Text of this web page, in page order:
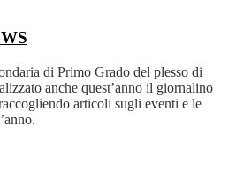
di Primo Grado del plesso di
anche quest’anno il giornalino
articoli sugli eventi e le